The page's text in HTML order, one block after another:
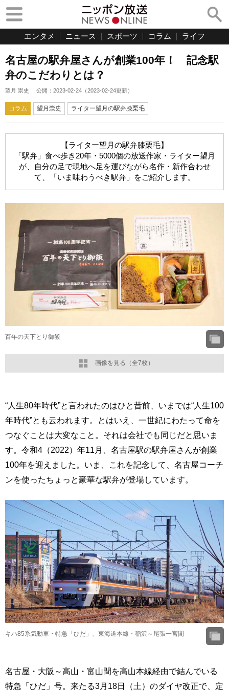
エンタメ ニュース スポーツ コラム ライフ
名古屋の駅弁屋さんが創業100年！ 記念駅
弁のこだわりとは？
望月 崇史 公開： 2023-02-24 （2023-02-24更新）
コラム 望月崇史 ライター望月の駅弁膝栗毛
【ライター望月の駅弁膝栗毛】
「駅弁」食べ歩き20年・5000個の放送作家・ライター望月
が、自分の足で現地へ足を運びながら名作・新作合わせ
て、「いま味わうべき駅弁」をご紹介します。
画像を見る（全7枚）
百年の天下とり御飯
“人生80年時代”と言われたのはひと昔前、いまでは“人生100
年時代”とも云われます。とはいえ、一世紀にわたって命を
つなぐことは大変なこと。それは会社でも同じだと思いま
す。令和4（2022）年11月、名古屋駅の駅弁屋さんが創業
100年を迎えました。いま、これを記念して、名古屋コーチ
ンを使ったちょっと豪華な駅弁が登場しています。
キハ85系気動車・特急「ひだ」、東海道本線・稲沢～尾張一宮間
名古屋・大阪～高山・富山間を高山本線経由で結んでいる
特急「ひだ」号。来たる3月18日（土）のダイヤ改正で、定